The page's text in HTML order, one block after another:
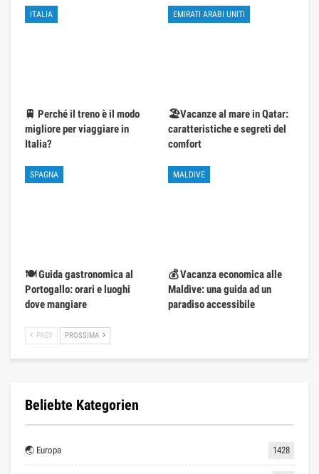
ITALIA
🚆 Perché il treno è il modo
migliore per viaggiare in
Italia?
EMIRATI ARABI UNITI
🏖️Vacanze al mare in Qatar:
caratteristiche e segreti del
comfort
SPAGNA
🍽️ Guida gastronomica al
Portogallo: orari e luoghi
dove mangiare
MALDIVE
💰 Vacanza economica alle
Maldive: una guida ad un
paradiso accessibile
PREV PROSSIMA
Beliebte Kategorien
🌏 Europa 1428